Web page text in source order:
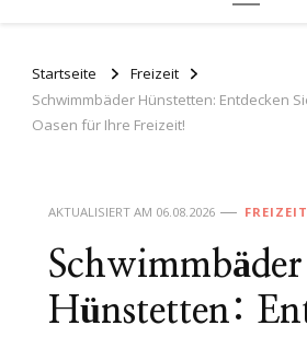
Startseite
Freizeit
Schwimmbäder Hünstetten: Entdecken
Oasen für Ihre Freizeit!
AKTUALISIERT AM 06.08.2026 FREIZEIT
Schwimmbäder
Hünstetten: